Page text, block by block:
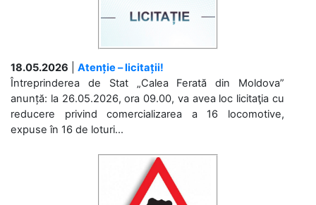
18.05.2026
Atenție – licitații!
Întreprinderea de Stat „Calea Ferată din Moldova”
anunță: la 26.05.2026, ora 09.00, va avea loc licitaţia cu
reducere privind comercializarea a 16 locomotive,
expuse în 16 de loturi...